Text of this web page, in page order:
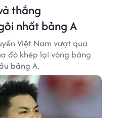
thắng
nhất bảng A
Việt Nam vượt qua
đó khép lại vòng bảng
bảng A.